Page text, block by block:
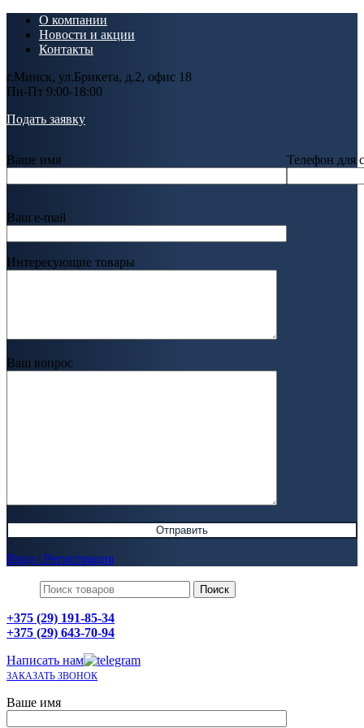
О компании
Новости и акции
Контакты
г.Минск, ул.Брикета, д.2, офис 18
Пн-Пт 9:00-18:00
Подать заявку
Ваше имя Телефон для
Ваш e-mail
Интересующие товары
Ваш вопрос
Вход / Регистрация
Поиск
+375 (29) 191-85-34
+375 (29) 643-70-94
Написать нам
ЗАКАЗАТЬ ЗВОНОК
Ваше имя